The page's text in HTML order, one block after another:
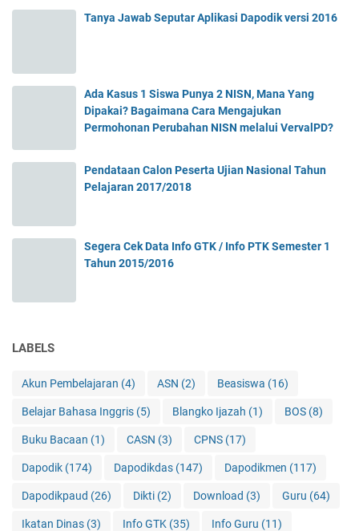
Tanya Jawab Seputar Aplikasi Dapodik versi 2016
Ada Kasus 1 Siswa Punya 2 NISN, Mana Yang
Dipakai? Bagaimana Cara Mengajukan
Permohonan Perubahan NISN melalui VervalPD?
Pendataan Calon Peserta Ujian Nasional Tahun
Pelajaran 2017/2018
Segera Cek Data Info GTK / Info PTK Semester 1
Tahun 2015/2016
LABELS
Akun Pembelajaran (4) ASN (2) Beasiswa (16)
Belajar Bahasa Inggris (5) Blangko Ijazah (1) BOS (8)
Buku Bacaan (1) CASN (3) CPNS (17)
Dapodik (174) Dapodikdas (147) Dapodikmen (117)
Dapodikpaud (26) Dikti (2) Download (3) Guru (64)
Ikatan Dinas (3) Info GTK (35) Info Guru (11)